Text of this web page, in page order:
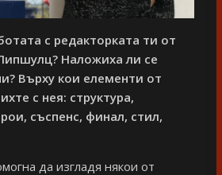
с редакторката ти от
Наложиха ли се
Върху кои елементи от
с нея: структура,
съспенс, финал, стил,
да изгладя някои от